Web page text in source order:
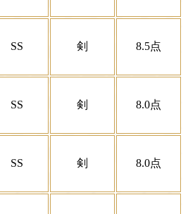
SS 剣 8.5点
SS 剣 8.0点
SS 剣 8.0点